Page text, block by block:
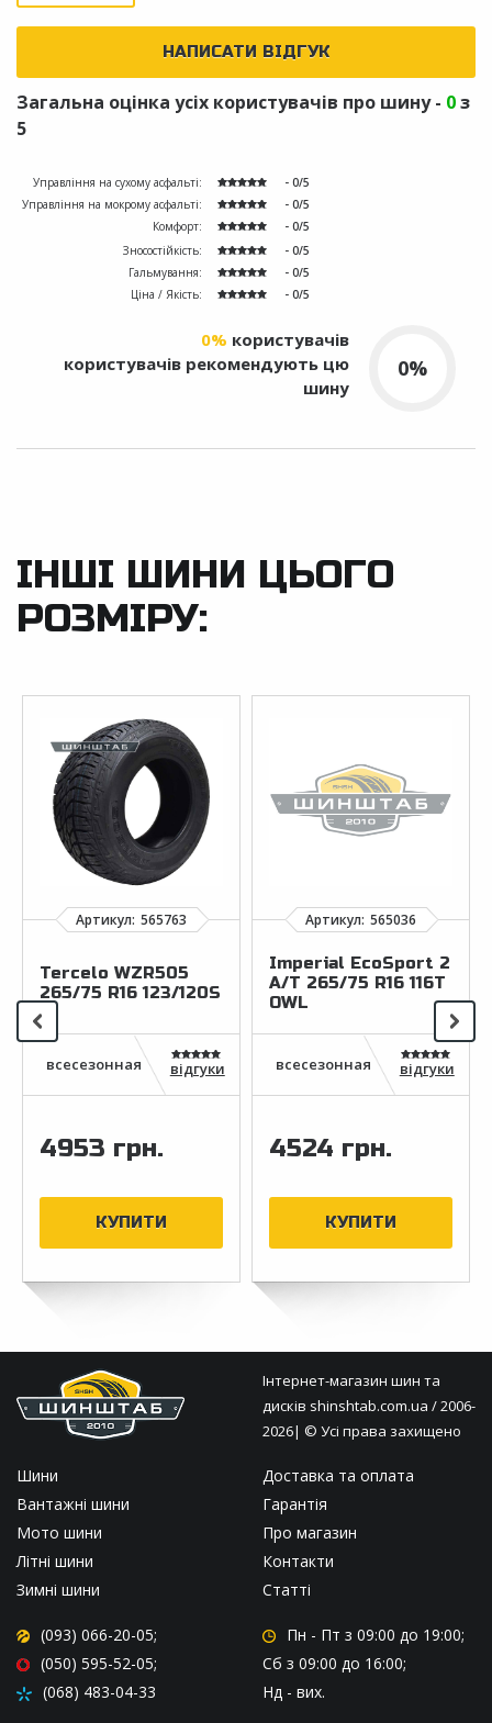
НАПИСАТИ ВІДГУК
Загальна оцінка усіх користувачів про шину - 0з
5
Управління на сухому асфальті:
- 0/5
Управління на мокрому асфальті:
- 0/5
Комфорт:
- 0/5
Зносостійкість:
- 0/5
Гальмування:
- 0/5
Ціна / Якість:
- 0/5
0%
0% користувачів
користувачів рекомендують цю
шину
ІНШІ ШИНИ ЦЬОГО
РОЗМІРУ:
Tercelo WZR505
265/75 R16 123/120S
відгуки
4953 грн.
Imperial EcoSport 2
A/T 265/75 R16 116T
OWL
відгуки
4524 грн.
Шини
Вантажні шини
Мото шини
Літні шини
Зимні шини
Доставка та оплата
Гарантія
Про магазин
Контакти
Статті
(093) 066-20-05;
(050) 595-52-05;
(068) 483-04-33
Пн - Пт з 09:00 до 19:00;
Сб з 09:00 до 16:00;
Нд - вих.
Інтернет-магазин шин та
дисків shinshtab.com.ua / 2006-
2026| © Усі права захищено